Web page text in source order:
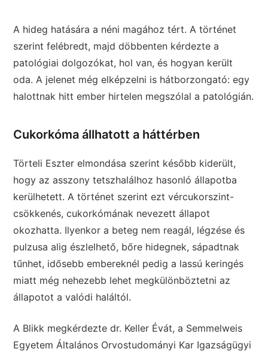
A hideg hatására a néni magához tért. A történet
szerint felébredt, majd döbbenten kérdezte a
patológiai dolgozókat, hol van, és hogyan került
oda. A jelenet még elképzelni is hátborzongató: egy
halottnak hitt ember hirtelen megszólal a patológián.
Cukorkóma állhatott a háttérben
Törteli Eszter elmondása szerint később kiderült,
hogy az asszony tetszhalálhoz hasonló állapotba
kerülhetett. A történet szerint ezt vércukorszint-
csökkenés, cukorkómának nevezett állapot
okozhatta. Ilyenkor a beteg nem reagál, légzése és
pulzusa alig észlelhető, bőre hidegnek, sápadtnak
tűnhet, idősebb embereknél pedig a lassú keringés
miatt még nehezebb lehet megkülönböztetni az
állapotot a valódi haláltól.
A Blikk megkérdezte dr. Keller Évát, a Semmelweis
Egyetem Általános Orvostudományi Kar Igazságügyi